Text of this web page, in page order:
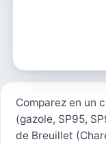
Comparez en un
(gazole, SP95,
de Breuillet